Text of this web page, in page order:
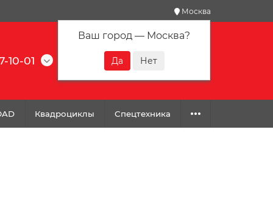
Москва
Ваш город — Москва?
10-01
Квадроциклы Спецтехника